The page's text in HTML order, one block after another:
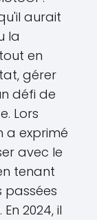
aurait
la
en
gérer
défi de
Lors
a exprimé
avec le
tenant
2024, il